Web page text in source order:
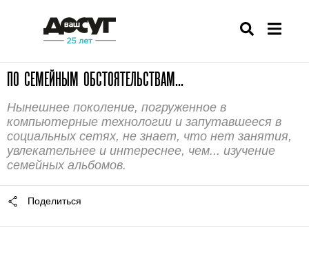
ПО СЕМЕЙНЫМ ОБСТОЯТЕЛЬСТВАМ...
Нынешнее поколение, погруженное в
компьютерные технологии и запутавшееся в
социальных сетях, не знает, что нет занятия,
увлекательнее и интереснее, чем... изучение
семейных альбомов.
Поделиться